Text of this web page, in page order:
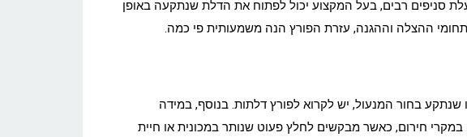
סניפים רבים, בעל המקצוע יכול לפתוח את הדלת שנתקעה באופן
ההצלה וההגנה, עזרת הפורץ הנה משמעותית פי כמה.
שנתקע בחור המנעול, יש לקרוא לפורץ דלתות. בנוסף, במידה
חירום, כאשר מבקשים לחלץ פעוט שנותר במכונית או חיית